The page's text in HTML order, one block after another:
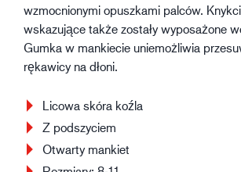
wzmocnionymi opuszkami palców.
wskazujące także zostały wyposażone
Gumka w mankiecie uniemożliwia
rękawicy na dłoni.
Licowa skóra koźla
Z podszyciem
Otwarty mankiet